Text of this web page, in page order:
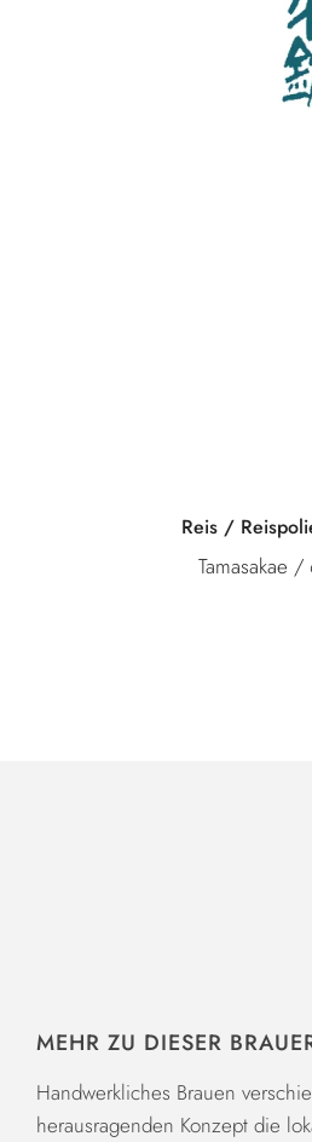
Reis /
Tamasakae /
MEHR ZU DIESER
Handwerkliches Brauen
herausragenden Konzept die